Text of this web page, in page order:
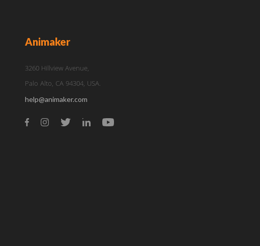
Animaker
3260 Hillview Avenue,
Palo Alto, CA 94304, USA.
help@animaker.com